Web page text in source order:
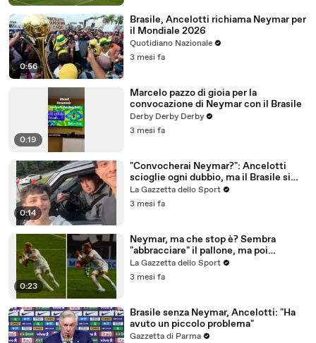
0:56
Brasile, Ancelotti richiama Neymar per
il Mondiale 2026
Quotidiano Nazionale
3 mesi fa
0:19
Marcelo pazzo di gioia per la
convocazione di Neymar con il Brasile
Derby Derby Derby
3 mesi fa
0:14
"Convocherai Neymar?": Ancelotti
scioglie ogni dubbio, ma il Brasile si
divide!
La Gazzetta dello Sport
3 mesi fa
0:23
Neymar, ma che stop è? Sembra
"abbracciare" il pallone, ma poi
stupisce così
La Gazzetta dello Sport
3 mesi fa
Brasile senza Neymar, Ancelotti: "Ha
avuto un piccolo problema"
Gazzetta di Parma